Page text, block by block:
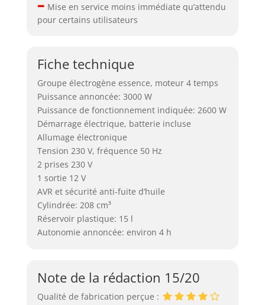
– Mise en service moins immédiate qu’attendu
pour certains utilisateurs
Fiche technique
Groupe électrogène essence, moteur 4 temps
Puissance annoncée: 3000 W
Puissance de fonctionnement indiquée: 2600 W
Démarrage électrique, batterie incluse
Allumage électronique
Tension 230 V, fréquence 50 Hz
2 prises 230 V
1 sortie 12 V
AVR et sécurité anti-fuite d’huile
Cylindrée: 208 cm³
Réservoir plastique: 15 l
Autonomie annoncée: environ 4 h
Note de la rédaction 15/20
Qualité de fabrication perçue :